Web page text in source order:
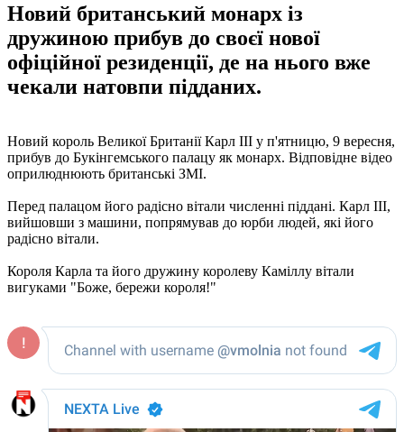
Новий британський монарх із
дружиною прибув до своєї нової
офіційної резиденції, де на нього вже
чекали натовпи підданих.
Новий король Великої Британії Карл III у п'ятницю, 9 вересня,
прибув до Букінгемського палацу як монарх. Відповідне відео
оприлюднюють британські ЗМІ.
Перед палацом його радісно вітали численні піддані. Карл III,
вийшовши з машини, попрямував до юрби людей, які його
радісно вітали.
Короля Карла та його дружину королеву Каміллу вітали
вигуками "Боже, бережи короля!"